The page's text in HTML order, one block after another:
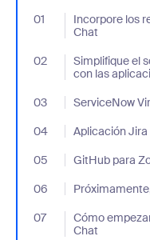
01
Incorpore los
Chat
- Jumplink to
02
Simplifique el
con las
- Jumplink to
03 ServiceNow
- Jumplink to
04
Aplicación
- Jumplink to
05
GitHub para
- Jumplink to GitHub
06
- Jumplink to
07
Cómo
Chat
- Jumplink to Cómo